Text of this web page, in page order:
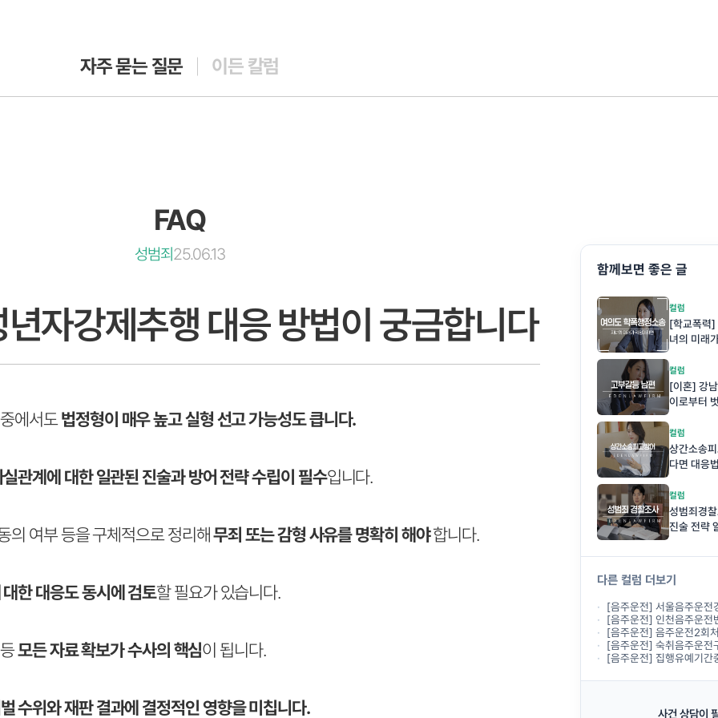
자주 묻는 질문 이든 칼럼
FAQ
성범죄25.06.13
자강제추행 대응 방법이 궁금합니다
에서도법정형이 매우 높고 실형 선고 가능성도 큽니다.
관계에 대한 일관된 진술과 방어 전략 수립이 필수입니다.
의 여부 등을 구체적으로 정리해무죄 또는 감형 사유를 명확히 해야합니다.
한 대응도 동시에 검토할 필요가 있습니다.
모든 자료 확보가 수사의 핵심이 됩니다.
수위와 재판 결과에 결정적인 영향을 미칩니다.
함께보면 좋은 글
컬럼
[학교폭력]
녀의 미래
컬럼
[이혼] 강
이로부터
컬럼
상간소송
다면 대응
컬럼
성범죄경
진술 전략
다른 컬럼 더보기
[음주운전] 서울음주운전경찰조사, 경찰에서 출석하
[음주운전] 인천음주운전변호사상담, 경찰
[음주운전] 음주운전2회처벌 기준, 두
[음주운전] 숙취음주운전구제, 전날 술을 마시고
[음주운전] 집행유예기간중 음주운전, 다
사건 상담이